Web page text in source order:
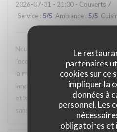
Le
partenaires
cookies sur ce
impliquer la
données à
personnel. Les
obligatoires et
2026-07-31 - 21:00 - Couverts 7
Service : 5/5 Ambiance : 5/5
Nous avons passé un agréable
l’occasion, pour certains d’entre
la manière la plus authentique
largement à la hauteur de nos
et le personnel particulièrement
sans hésiter que nous